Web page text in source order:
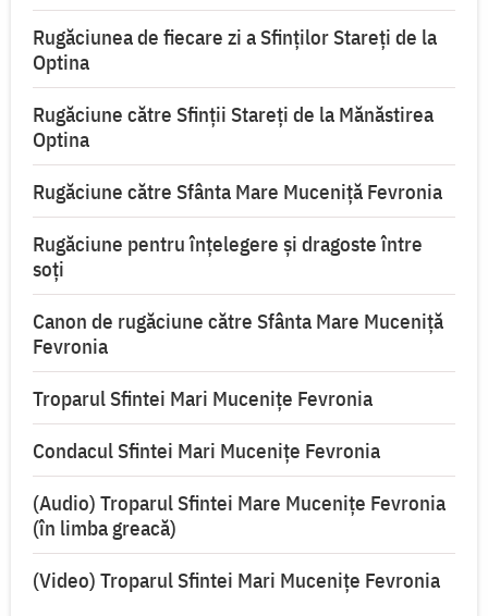
Rugăciunea de fiecare zi a Sfinților Stareți de la
Optina
Rugăciune către Sfinții Stareți de la Mănăstirea
Optina
Rugăciune către Sfânta Mare Muceniță Fevronia
Rugăciune pentru înţelegere şi dragoste între
soţi
Canon de rugăciune către Sfânta Mare Muceniţă
Fevronia
Troparul Sfintei Mari Mucenițe Fevronia
Condacul Sfintei Mari Mucenițe Fevronia
(Audio) Troparul Sfintei Mare Mucenițe Fevronia
(în limba greacă)
(Video) Troparul Sfintei Mari Mucenițe Fevronia